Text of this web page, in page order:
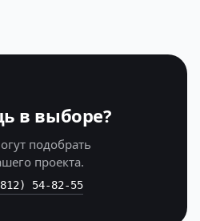
в выборе?
подобрать
проекта.
54-82-55